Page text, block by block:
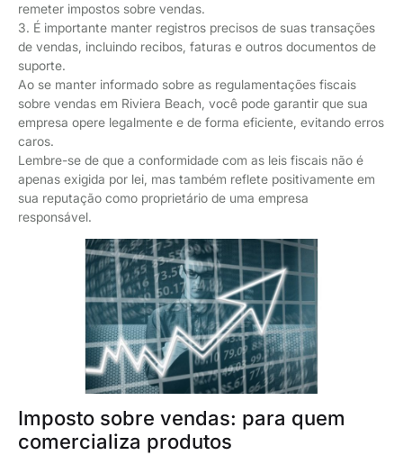
remeter impostos sobre vendas.
3. É importante manter registros precisos de suas transações
de vendas, incluindo recibos, faturas e outros documentos de
suporte.
Ao se manter informado sobre as regulamentações fiscais
sobre vendas em Riviera Beach, você pode garantir que sua
empresa opere legalmente e de forma eficiente, evitando erros
caros.
Lembre-se de que a conformidade com as leis fiscais não é
apenas exigida por lei, mas também reflete positivamente em
sua reputação como proprietário de uma empresa
responsável.
Imposto sobre vendas: para quem
comercializa produtos